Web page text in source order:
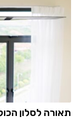
תאורה לסלון